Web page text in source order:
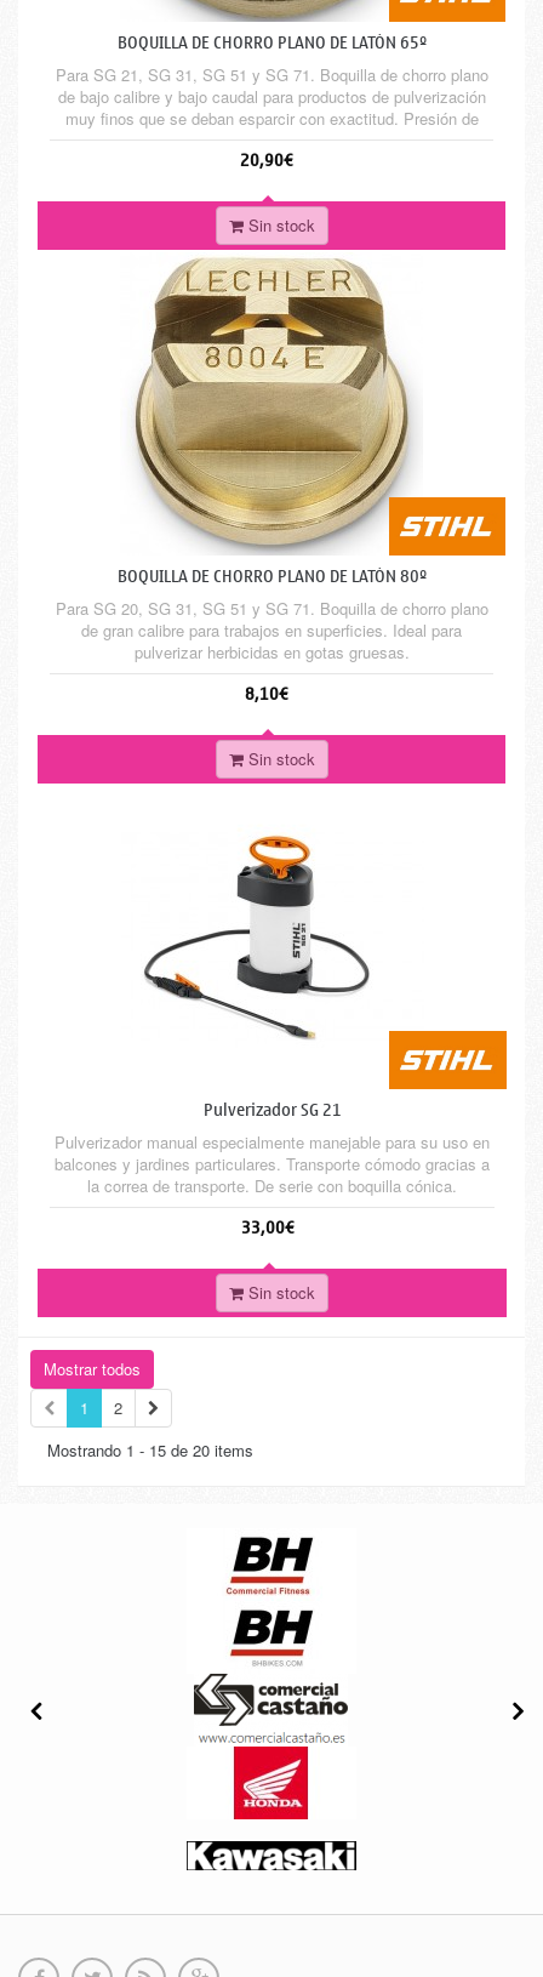
BOQUILLA DE CHORRO PLANO DE LATÓN 65º
Para SG 21, SG 31, SG 51 y SG 71. Boquilla de chorro plano
de bajo calibre y bajo caudal para productos de pulverización
muy finos que se deban esparcir con exactitud. Presión de
pulverización 2,0 bar. Para SG 21, SG 31, SG 51 y SG 71.
Para el montaje en SG 51 y SG 71 se requiere un
20,90€
Sin stock
BOQUILLA DE CHORRO PLANO DE LATÓN 80º
Para SG 20, SG 31, SG 51 y SG 71. Boquilla de chorro plano
de gran calibre para trabajos en superficies. Ideal para
pulverizar herbicidas en gotas gruesas.
8,10€
Sin stock
Pulverizador SG 21
Pulverizador manual especialmente manejable para su uso en
balcones y jardines particulares. Transporte cómodo gracias a
la correa de transporte. De serie con boquilla cónica.
33,00€
Sin stock
Mostrar todos
1
2
Mostrando 1 - 15 de 20 items